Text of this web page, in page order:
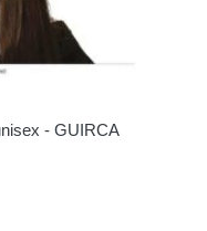
- GUIRCA